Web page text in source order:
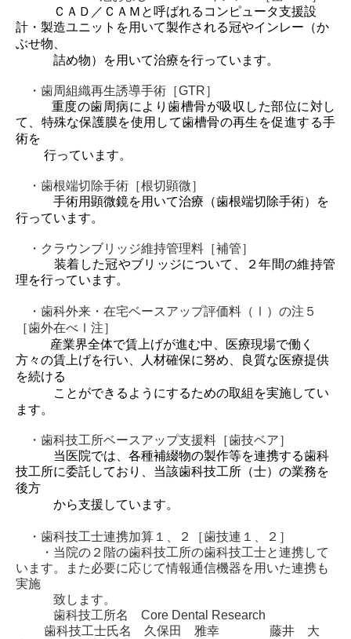
ＣＡＤ／ＣＡＭと呼ばれるコンピュータ支援設
計・製造ユニットを用いて製作される冠やインレー（か
ぶせ物、
詰め物）を用いて治療を行っています。
・歯周組織再生誘導手術［GTR］
重度の歯周病により歯槽骨が吸収した部位に対し
て、特殊な保護膜を使用して歯槽骨の再生を促進する手
術を
行っています。
・歯根端切除手術［根切顕微］
手術用顕微鏡を用いて治療（歯根端切除手術）を
行っています。
・クラウンブリッジ維持管理料［補管］
装着した冠やブリッジについて、２年間の維持管
理を行っています。
・歯科外来・在宅ベースアップ評価料（Ⅰ）の注５
［歯外在べⅠ注］
産業界全体で賃上げが進む中、医療現場で働く
方々の賃上げを行い、人材確保に努め、
良質な医療提供
を続ける
ことができるようにするための取組を実施してい
ます。
・歯科技工所ベースアップ支援料［歯技ベア］
当医院では、各種補綴物の製作等を連携する歯科
技工所に委託しており、当該歯科技工所 （士）の業務を
後方
から支援しています。
・歯科技工士連携加算１、２［歯技連１、２］
・当院の２階の歯科技工所の歯科技工士と連携して
います。また必要に応じて情報通信機器を用いた連携も
実施
致します。
歯科技工所名 Core Dental Research
歯科技工士氏名 久保田 雅幸 藤井 大